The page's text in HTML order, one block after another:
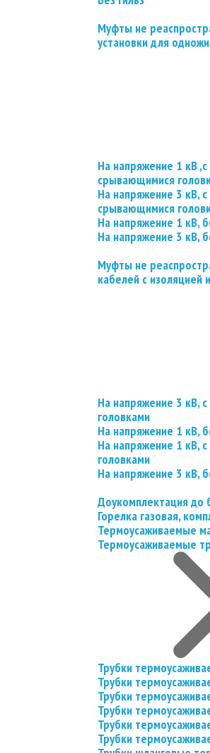
Муфты не
установки для
На напряжение 1 кВ
срывающимися
На напряжение 3 кВ,
срывающимися
На напряжение 1 кВ,
На напряжение 3 кВ,
Муфты не
кабелей с изоляцией
На напряжение 3 кВ,
головками
На напряжение 1 кВ,
На напряжение 1 кВ,
головками
На напряжение 3 кВ,
Доукомплектация до
Горелка газовая,
Термоусаживаемые
Термоусаживаемые
Трубки
Трубки
Трубки
Трубки
Трубки
Трубки